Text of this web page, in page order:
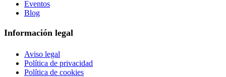
Eventos
Blog
Información legal
Aviso legal
Política de privacidad
Política de cookies